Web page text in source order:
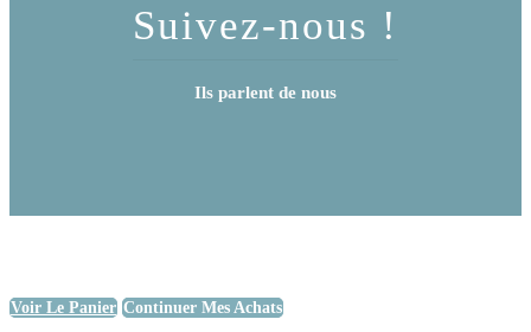
Suivez-nous !
Ils parlent de nous
Voir Le Panier Continuer Mes Achats